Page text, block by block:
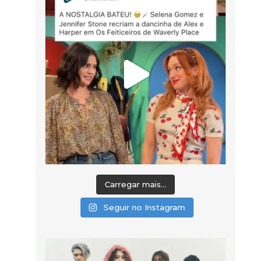
Carregar mais...
Seguir no Instagram